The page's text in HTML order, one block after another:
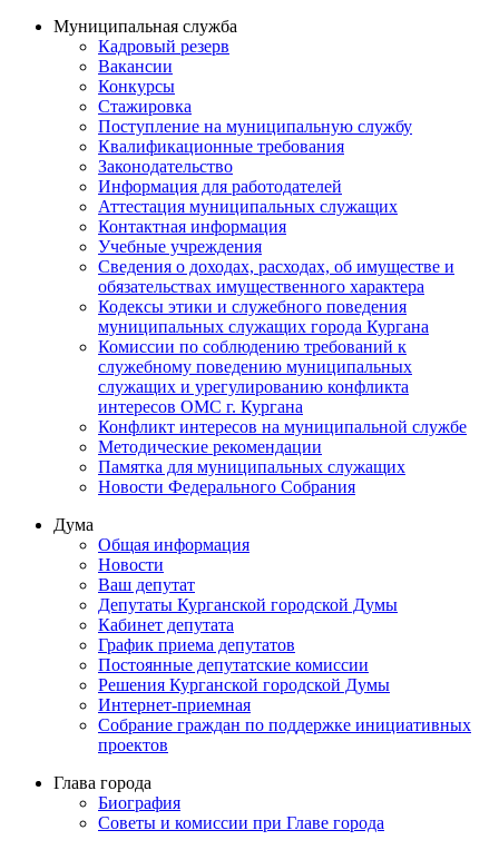
Муниципальная служба
Кадровый резерв
Вакансии
Конкурсы
Стажировка
Поступление на муниципальную службу
Квалификационные требования
Законодательство
Информация для работодателей
Аттестация муниципальных служащих
Контактная информация
Учебные учреждения
Сведения о доходах, расходах, об имуществе и
обязательствах имущественного характера
Кодексы этики и служебного поведения
муниципальных служащих города Кургана
Комиссии по соблюдению требований к
служебному поведению муниципальных
служащих и урегулированию конфликта
интересов ОМС г. Кургана
Конфликт интересов на муниципальной службе
Методические рекомендации
Памятка для муниципальных служащих
Новости Федерального Cобрания
Дума
Общая информация
Новости
Ваш депутат
Депутаты Курганской городской Думы
Кабинет депутата
График приема депутатов
Постоянные депутатские комиссии
Решения Курганской городской Думы
Интернет-приемная
Собрание граждан по поддержке инициативных
проектов
Глава города
Биография
Советы и комиссии при Главе города